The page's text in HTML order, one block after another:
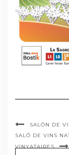
SALÓN DE
SALÓ DE VINS
VINYATAIRES